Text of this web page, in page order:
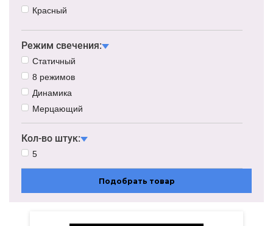
Красный
Зеленый
Желтый
Розовый
Фиолетовый
Мультиколор/RGBY
Режим свечения:
Статичный
8 режимов
Динамика
Мерцающий
Кол-во штук:
5
Подобрать товар